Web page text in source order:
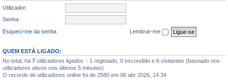
Utilizador:
Senha:
Esqueci-me da senha
Lembrar-me
QUEM ESTÁ LIGADO:
No total, há 7 utilizadores ligados :: 1 registado, 0 escondido e 6 visitantes (baseado nos
utilizadores ativos nos últimos 5 minutos)
O recorde de utilizadores online foi de 2580 em 06 abr 2026, 14:34